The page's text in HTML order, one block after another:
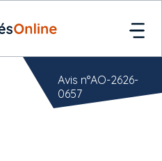
Avis n°AO-2626-
0657